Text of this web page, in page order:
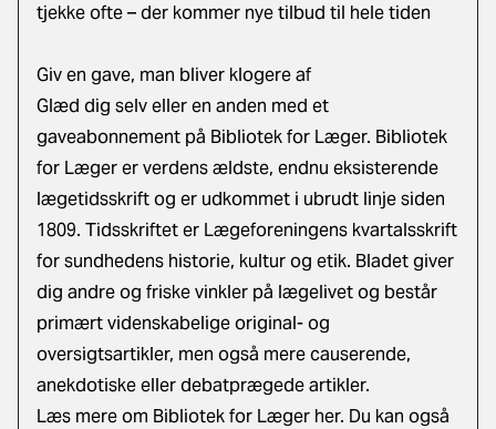
tjekke ofte – der kommer nye tilbud til hele tiden
Giv en gave, man bliver klogere af
Glæd dig selv eller en anden med et
gaveabonnement på Bibliotek for Læger. Bibliotek
for Læger er verdens ældste, endnu eksisterende
lægetidsskrift og er udkommet i ubrudt linje siden
1809. Tidsskriftet er Lægeforeningens kvartalsskrift
for sundhedens historie, kultur og etik. Bladet giver
dig andre og friske vinkler på lægelivet og består
primært videnskabelige original- og
oversigtsartikler, men også mere causerende,
anekdotiske eller debatprægede artikler.
Læs mere om Bibliotek for Læger her. Du kan også